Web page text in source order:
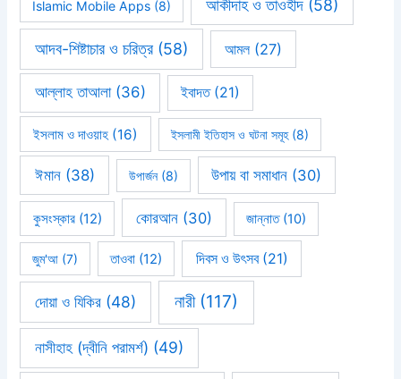
Islamic Mobile Apps (8) আকীদাহ ও তাওহীদ(58)
আদব-শিষ্টাচার ও চরিত্র(58) আমল(27)
আল্লাহ তাআলা(36) ইবাদত(21)
ইসলাম ও দাওয়াহ (16) ইসলামী ইতিহাস ও ঘটনা সমূহ(8)
ঈমান(38) উপার্জন(8) উপায় বা সমাধান (30)
কুসংস্কার(12) কোরআন (30) জান্নাত(10)
জুম'আ (7) তাওবা (12) দিবস ও উৎসব(21)
দোয়া ও যিকির (48) নারী(117)
নাসীহাহ (দ্বীনি পরামর্শ) (49)